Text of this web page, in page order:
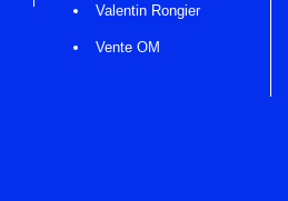
Valentin Rongier
Vente OM